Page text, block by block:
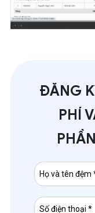
ĐĂNG
PHÍ